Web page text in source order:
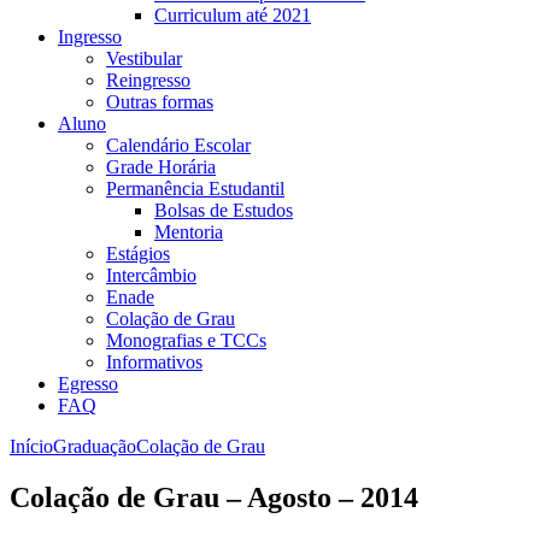
Curriculum até 2021
Ingresso
Vestibular
Reingresso
Outras formas
Aluno
Calendário Escolar
Grade Horária
Permanência Estudantil
Bolsas de Estudos
Mentoria
Estágios
Intercâmbio
Enade
Colação de Grau
Monografias e TCCs
Informativos
Egresso
FAQ
InícioGraduaçãoColação de Grau
Colação de Grau – Agosto – 2014